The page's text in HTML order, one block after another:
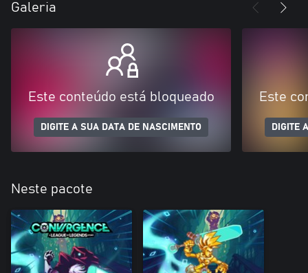
Galeria
Este conteúdo está bloqueado
DIGITE A SUA DATA DE NASCIMENTO
Este
DIGITE
Neste pacote